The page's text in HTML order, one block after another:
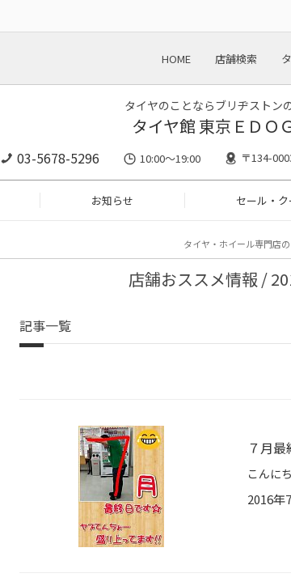
HOME 店舗検索
タイヤのことならブリヂストン
タイヤ館 東京ＥＤＯ
03-5678-5296 10:00～19:00 〒134-
お知らせ セール・
タイヤ・ホイール専門店
店舗おススメ情報 /
記事一覧
７月最
2016年